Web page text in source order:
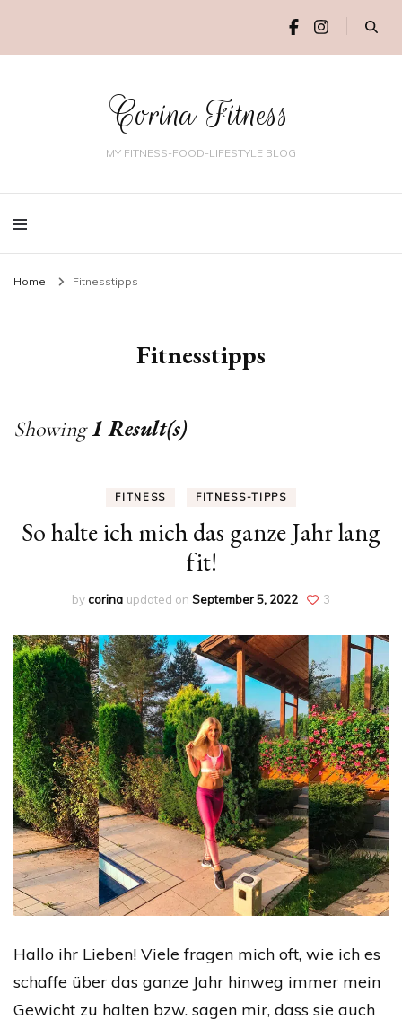
Corina Fitness
MY FITNESS-FOOD-LIFESTYLE BLOG
Home Fitnesstipps
Fitnesstipps
Showing1 Result(s)
FITNESS FITNESS-TIPPS
So halte ich mich das ganze Jahr lang
fit!
by corina updated on September 5, 2022 3
Hallo ihr Lieben! Viele fragen mich oft, wie ich es
schaffe über das ganze Jahr hinweg immer mein
Gewicht zu halten bzw. sagen mir, dass sie auch